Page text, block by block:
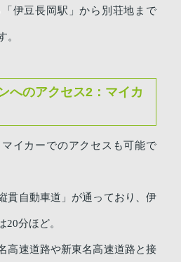
伊豆長岡駅」から別荘地まで
。
へのアクセス2：マイカ
イカーでのアクセスも可能で
貫自動車道」が通っており、伊
20分ほど。
高速道路や新東名高速道路と接